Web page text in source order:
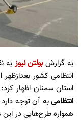
به گزارشبولتن نیوز به
انتظامی کشور
استان سمنان اظهار
انتظامیبه آن توجه
همواره طرح‌هایی در